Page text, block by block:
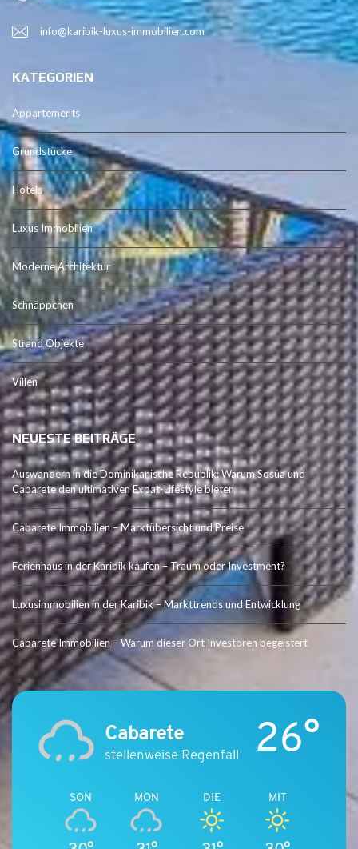
info@karibik-luxus-immobilien.com
KATEGORIEN
Appartements
Grundstücke
Hotels
Luxus Immobilien
Moderne Architektur
Schnäppchen
Strand Objekte
Villen
NEUESTE BEITRÄGE
Auswandern in die Dominikanische Republik: Warum Sosúa und
Cabarete den ultimativen Expat-Lifestyle bieten
Cabarete Immobilien – Marktübersicht und Preise
Ferienhaus in der Karibik kaufen – Traum oder Investment?
Luxusimmobilien in der Karibik – Markttrends und Entwicklung
Cabarete Immobilien – Warum dieser Ort Investoren begeistert
Cabarete
stellenweise Regenfall 26°
SON MON DIE MIT